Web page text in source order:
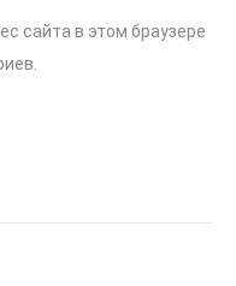
сайта в этом браузере